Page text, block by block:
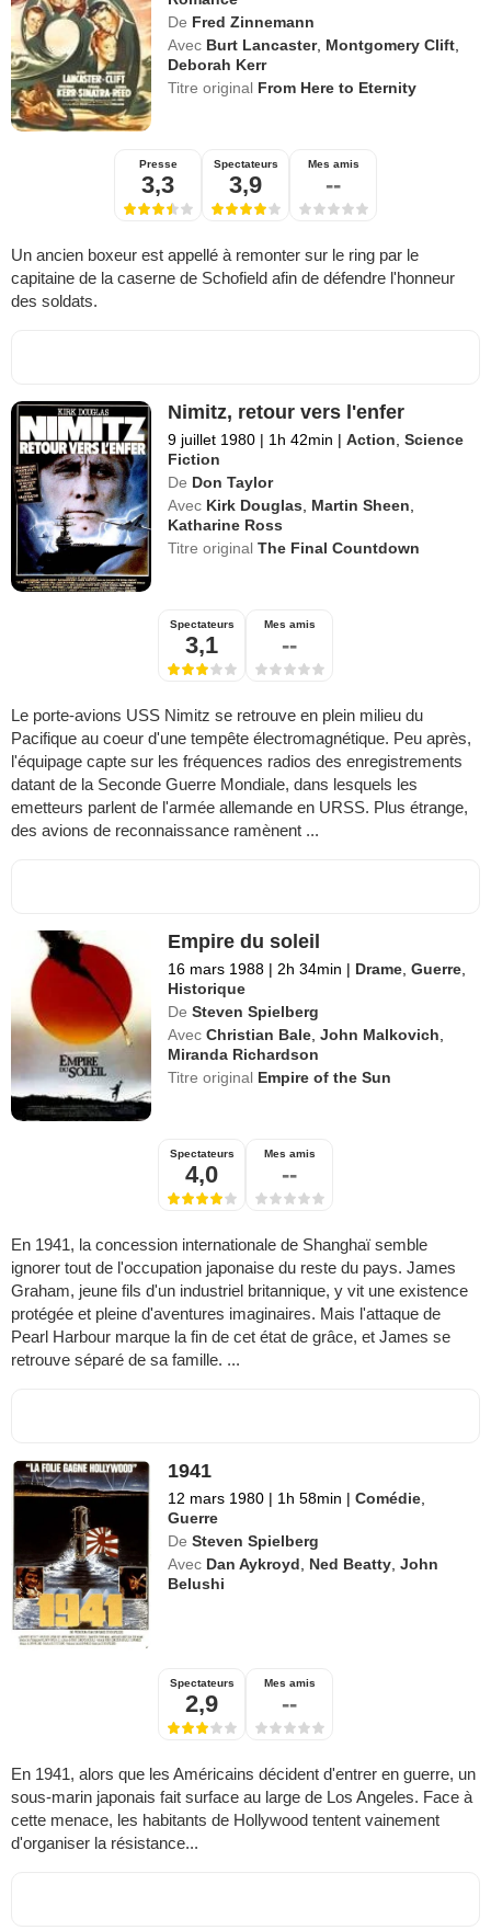
De Fred Zinnemann
Avec Burt Lancaster, Montgomery Clift
Deborah Kerr
Titre original From Here to Eternity
Presse
3,3
Spectateurs
3,9
Mes amis
--
Un ancien boxeur est appellé à remonter sur le ring par le
capitaine de la caserne de Schofield afin de défendre l'honneur
des soldats.
Nimitz, retour vers l'enfer
9 juillet 1980 | 1h 42min | Action,Science
Fiction
De Don Taylor
Avec Kirk Douglas, Martin Sheen,
Katharine Ross
Titre originalThe Final Countdown
Spectateurs
3,1
Mes amis
--
Le porte-avions USS Nimitz se retrouve en plein milieu du
Pacifique au coeur d'une tempête électromagnétique. Peu après,
l'équipage capte sur les fréquences radios des enregistrements
datant de la Seconde Guerre Mondiale, dans lesquels les
emetteurs parlent de l'armée allemande en URSS. Plus étrange,
des avions de reconnaissance ramènent ...
Empire du soleil
16 mars 1988 | 2h 34min | Drame ,Guerre
Historique
De Steven Spielberg
Avec Christian Bale ,John Malkovich
Miranda Richardson
Titre original Empire of the Sun
Spectateurs
4,0
Mes amis
--
En 1941, la concession internationale de Shanghaï semble
ignorer tout de l'occupation japonaise du reste du pays. James
Graham, jeune fils d'un industriel britannique, y vit une existence
protégée et pleine d'aventures imaginaires. Mais l'attaque de
Pearl Harbour marque la fin de cet état de grâce, et James se
retrouve séparé de sa famille. ...
1941
12 mars 1980 | 1h 58min | Comédie,
Guerre
De Steven Spielberg
Avec Dan Aykroyd, Ned Beatty,John
Belushi
Spectateurs
2,9
Mes amis
--
En 1941, alors que les Américains décident d'entrer en guerre, un
sous-marin japonais fait surface au large de Los Angeles. Face à
cette menace, les habitants de Hollywood tentent vainement
d'organiser la résistance...